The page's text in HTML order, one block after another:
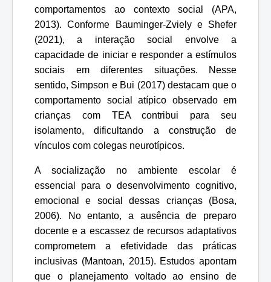
comportamentos ao contexto social (APA,
2013). Conforme Bauminger-Zviely e Shefer
(2021), a interação social envolve a
capacidade de iniciar e responder a estímulos
sociais em diferentes situações. Nesse
sentido, Simpson e Bui (2017) destacam que o
comportamento social atípico observado em
crianças com TEA contribui para seu
isolamento, dificultando a construção de
vínculos com colegas neurotípicos.
A socialização no ambiente escolar é
essencial para o desenvolvimento cognitivo,
emocional e social dessas crianças (Bosa,
2006). No entanto, a ausência de preparo
docente e a escassez de recursos adaptativos
comprometem a efetividade das práticas
inclusivas (Mantoan, 2015). Estudos apontam
que o planejamento voltado ao ensino de